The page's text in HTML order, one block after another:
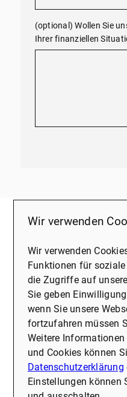
(optional) Wollen Sie
Ihrer finanziellen
Entdecken Sie dieses
Waltrop, einer
Recklinghausen. Diese
exzellente Anbindung
verbindet so ideale
Erreichbarkeit.
Waltrop liegt
A2 und A45, was eine
Dortmund, Essen und
Die nahe gelegenen
Wir verwenden
Wir verwenden
Funktionen für
die Zugriffe auf
Sie geben
wenn Sie unsere
fortzufahren müssen
Weitere
und Cookies können
Datenschutzerklärung
Einstellungen können